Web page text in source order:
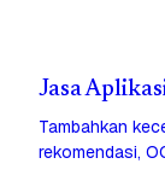
Jasa
Tambahkan
rekomendasi,